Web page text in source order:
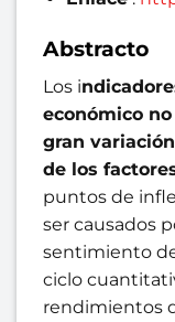
Abstracto
Los i
económico
gran
de los
puntos de
ser causados
sentimiento
ciclo
rendimientos